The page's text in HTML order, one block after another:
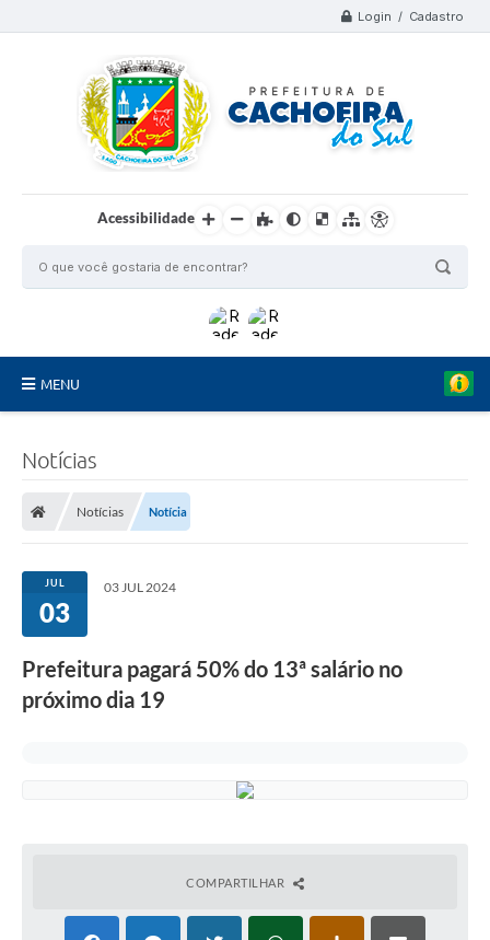
Login / Cadastro
Acessibilidade
MENU
Conselhos Municipais
Serviços on-line
Turismo
Notícias
Notícias Notícia
JUL
03
03 JUL 2024
Prefeitura pagará 50% do 13ª salário no
próximo dia 19
COMPARTILHAR